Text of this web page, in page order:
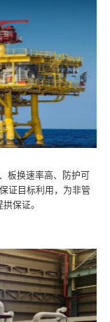
板换速率高、防护可
证目标利用，为非管
保证。